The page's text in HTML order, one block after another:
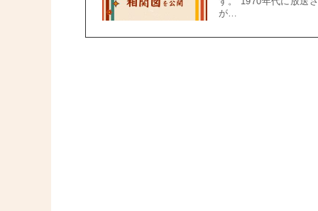
が…